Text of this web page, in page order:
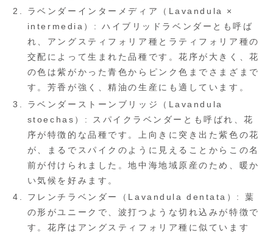
ラベンダーインターメディア（Lavandula ×
intermedia）: ハイブリッドラベンダーとも呼ば
れ、アングスティフォリア種とラティフォリア種の
交配によって生まれた品種です。花序が大きく、花
の色は紫がかった青色からピンク色までさまざまで
す。芳香が強く、精油の生産にも適しています。
ラベンダーストーンブリッジ（Lavandula
stoechas）: スパイクラベンダーとも呼ばれ、花
序が特徴的な品種です。上向きに突き出た紫色の花
が、まるでスパイクのように見えることからこの名
前が付けられました。地中海地域原産のため、暖か
い気候を好みます。
フレンチラベンダー（Lavandula dentata）: 葉
の形がユニークで、波打つような切れ込みが特徴で
す。花序はアングスティフォリア種に似ています